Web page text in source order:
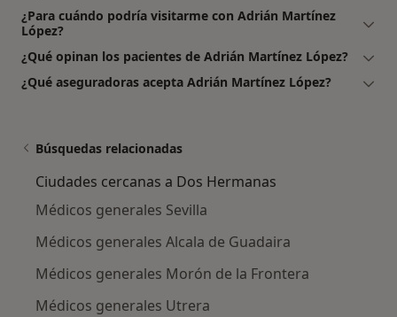
¿Para cuándo podría visitarme con Adrián Martínez
López?
¿Qué opinan los pacientes de Adrián Martínez López?
¿Qué aseguradoras acepta Adrián Martínez López?
Búsquedas relacionadas
Ciudades cercanas a Dos Hermanas
Médicos generales Sevilla
Médicos generales Alcala de Guadaira
Médicos generales Morón de la Frontera
Médicos generales Utrera